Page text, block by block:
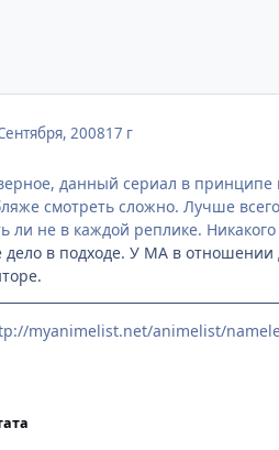
200817 г
данный сериал в принципе
смотреть сложно. Лучше
ли не в каждой реплике.
дело в подходе. У МА в отношении
myanimelist.net/animelist/